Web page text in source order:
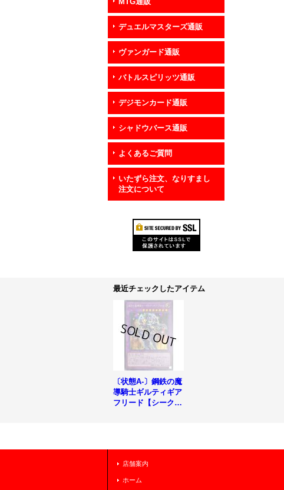
デュエルマスターズ通販
ヴァンガード通販
バトルスピリッツ通販
デジモンカード通販
シャドウバース通販
よくあるご質問
いたずら注文、なりすまし
注文について
最近チェックしたアイテム
〔状態A-〕鋼鉄の魔
導騎士ギルティギア
フリード【シークレ
店舗案内
ホーム